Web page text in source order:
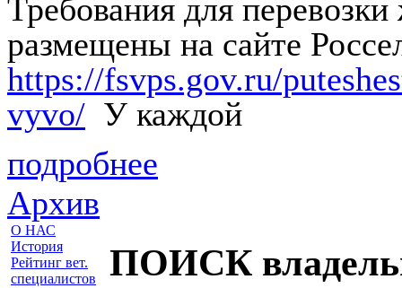
Требования для
размещены на сайте
https://fsvps.gov.ru/
vyvo/ У каждой
подробнее
Архив
О НАС
История
Рейтинг вет.
специалистов
ПОИСК